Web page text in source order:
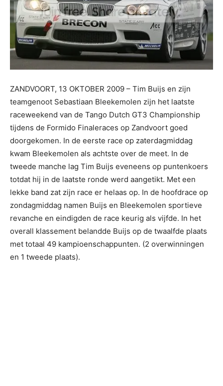
ZANDVOORT, 13 OKTOBER 2009 – Tim Buijs en zijn
teamgenoot Sebastiaan Bleekemolen zijn het laatste
raceweekend van de Tango Dutch GT3 Championship
tijdens de Formido Finaleraces op Zandvoort goed
doorgekomen. In de eerste race op zaterdagmiddag
kwam Bleekemolen als achtste over de meet. In de
tweede manche lag Tim Buijs eveneens op puntenkoers
totdat hij in de laatste ronde werd aangetikt. Met een
lekke band zat zijn race er helaas op. In de hoofdrace op
zondagmiddag namen Buijs en Bleekemolen sportieve
revanche en eindigden de race keurig als vijfde. In het
overall klassement belandde Buijs op de twaalfde plaats
met totaal 49 kampioenschappunten. (2 overwinningen
en 1 tweede plaats).